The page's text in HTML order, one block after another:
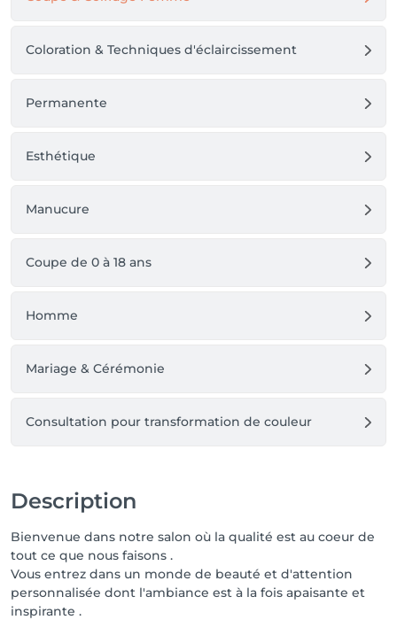
Coloration & Techniques d'éclaircissement
Permanente
Esthétique
Manucure
Coupe de 0 à 18 ans
Homme
Mariage & Cérémonie
Consultation pour transformation de couleur
Description
Bienvenue dans notre salon où la qualité est au coeur de
tout ce que nous faisons .
Vous entrez dans un monde de beauté et d'attention
personnalisée dont l'ambiance est à la fois apaisante et
inspirante .